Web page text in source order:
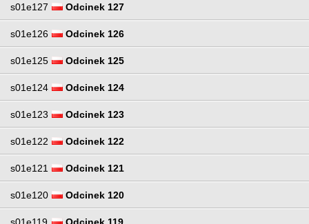
s01e127 Odcinek 127
s01e126 Odcinek 126
s01e125 Odcinek 125
s01e124 Odcinek 124
s01e123 Odcinek 123
s01e122 Odcinek 122
s01e121 Odcinek 121
s01e120 Odcinek 120